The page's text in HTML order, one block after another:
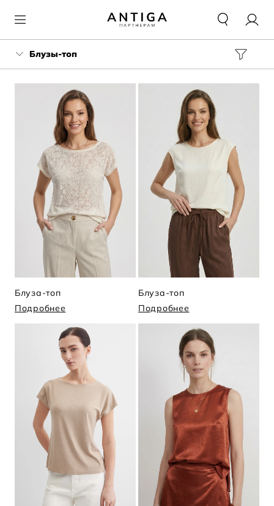
Блуза-топ
Подробнее
Блуза-топ
Подробнее
Блузы-топ